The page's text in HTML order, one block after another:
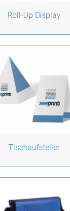
Roll-Up Display
Tischaufsteller